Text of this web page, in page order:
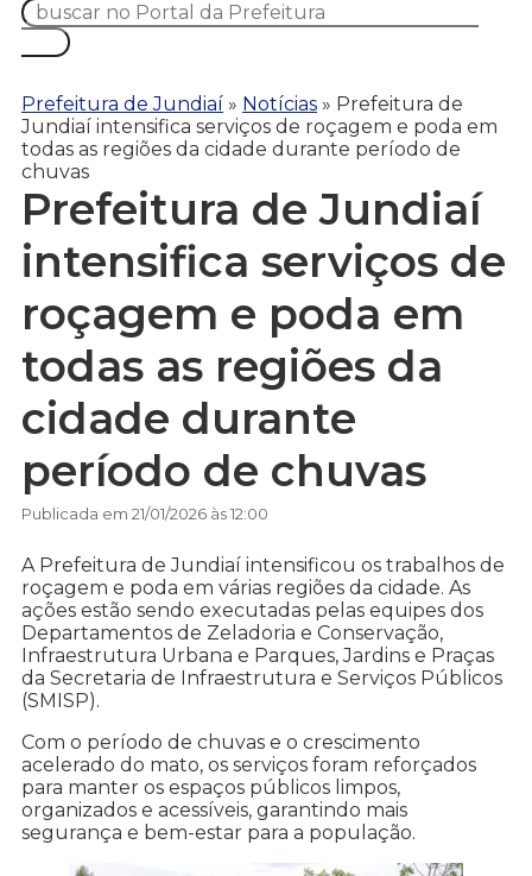
Prefeitura de Jundiaí » Notícias » Prefeitura de
Jundiaí intensifica serviços de roçagem e poda em
todas as regiões da cidade durante período de
chuvas
Prefeitura de Jundiaí
intensifica serviços de
roçagem e poda em
todas as regiões da
cidade durante
período de chuvas
Publicada em 21/01/2026 às 12:00
A Prefeitura de Jundiaí intensificou os trabalhos de
roçagem e poda em várias regiões da cidade. As
ações estão sendo executadas pelas equipes dos
Departamentos de Zeladoria e Conservação,
Infraestrutura Urbana e Parques, Jardins e Praças
da Secretaria de Infraestrutura e Serviços Públicos
(SMISP).
Com o período de chuvas e o crescimento
acelerado do mato, os serviços foram reforçados
para manter os espaços públicos limpos,
organizados e acessíveis, garantindo mais
segurança e bem-estar para a população.